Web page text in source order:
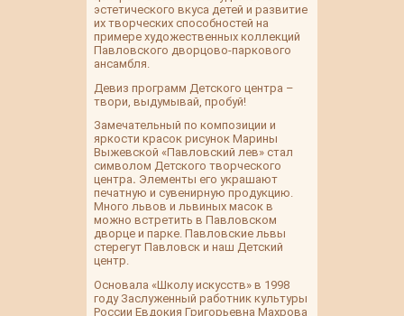
эстетического вкуса детей и развитие
их творческих способностей на
примере художественных коллекций
Павловского дворцово-паркового
ансамбля.
Девиз программ Детского центра –
твори, выдумывай, пробуй!
Замечательный по композиции и
яркости красок рисунок Марины
Выжевской «Павловский лев» стал
символом Детского творческого
центра. Элементы его украшают
печатную и сувенирную продукцию.
Много львов и львиных масок в
можно встретить в Павловском
дворце и парке. Павловские львы
стерегут Павловск и наш Детский
центр.
Основала «Школу искусств» в 1998
году Заслуженный работник культуры
России Евдокия Григорьевна Махрова